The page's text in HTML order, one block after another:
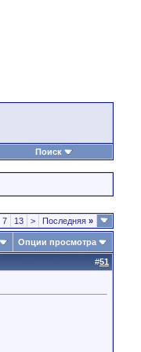
Поиск
7 13 > Последняя »
Опции просмотра
#51